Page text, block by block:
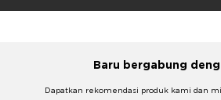
Baru bergabung
Dapatkan rekomendasi produk kami dan